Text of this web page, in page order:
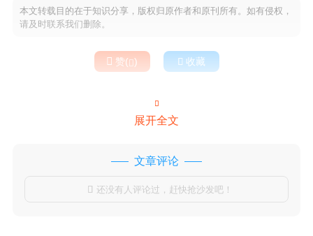
本文转载目的在于知识分享，版权归原作者和原刊所有。如有侵权，
请及时联系我们删除。
 赞()  收藏

展开全文
文章评论
 还没有人评论过，赶快抢沙发吧！